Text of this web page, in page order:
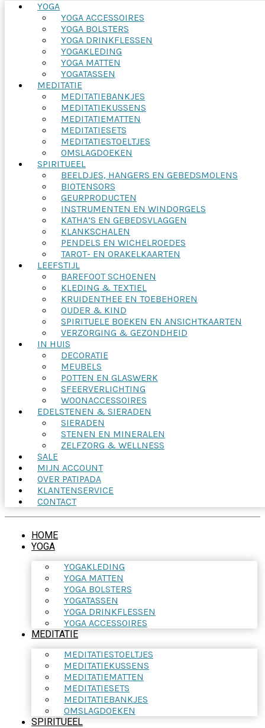
YOGA
YOGA ACCESSOIRES
YOGA BOLSTERS
YOGA DRINKFLESSEN
YOGAKLEDING
YOGA MATTEN
YOGATASSEN
MEDITATIE
MEDITATIEBANKJES
MEDITATIEKUSSENS
MEDITATIEMATTEN
MEDITATIESETS
MEDITATIESTOELTJES
OMSLAGDOEKEN
SPIRITUEEL
BEELDJES, HANGERS EN GEBEDSMOLENS
BIOTENSORS
GEURPRODUCTEN
INSTRUMENTEN EN WINDORGELS
KATHA’S EN GEBEDSVLAGGEN
KLANKSCHALEN
PENDELS EN WICHELROEDES
TAROT- EN ORAKELKAARTEN
LEEFSTIJL
BAREFOOT SCHOENEN
KLEDING & TEXTIEL
KRUIDENTHEE EN TOEBEHOREN
OUDER & KIND
SPIRITUELE BOEKEN EN ANSICHTKAARTEN
VERZORGING & GEZONDHEID
IN HUIS
DECORATIE
MEUBELS
POTTEN EN GLASWERK
SFEERVERLICHTING
WOONACCESSOIRES
EDELSTENEN & SIERADEN
SIERADEN
STENEN EN MINERALEN
ZELFZORG & WELLNESS
SALE
MIJN ACCOUNT
OVER PATIPADA
KLANTENSERVICE
CONTACT
HOME
YOGA
YOGAKLEDING
YOGA MATTEN
YOGA BOLSTERS
YOGATASSEN
YOGA DRINKFLESSEN
YOGA ACCESSOIRES
MEDITATIE
MEDITATIESTOELTJES
MEDITATIEKUSSENS
MEDITATIEMATTEN
MEDITATIESETS
MEDITATIEBANKJES
OMSLAGDOEKEN
SPIRITUEEL